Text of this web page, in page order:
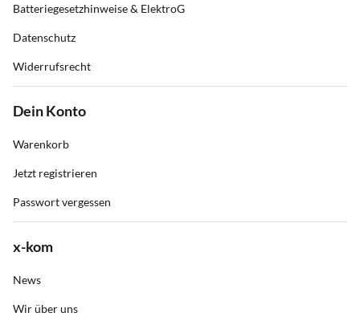
Batteriegesetzhinweise & ElektroG
Datenschutz
Widerrufsrecht
Dein Konto
Warenkorb
Jetzt registrieren
Passwort vergessen
x-kom
News
Wir über uns